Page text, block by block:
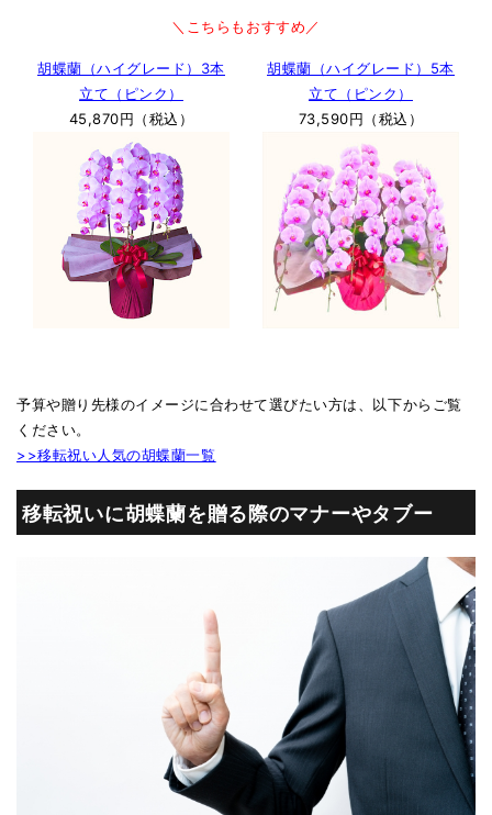
＼こちらもおすすめ／
胡蝶蘭（ハイグレード）3本
立て（ピンク）
45,870円（税込）
胡蝶蘭（ハイグレード）5本
立て（ピンク）
73,590円（税込）
予算や贈り先様のイメージに合わせて選びたい方は、以下からご覧
ください。
>>移転祝い人気の胡蝶蘭一覧
移転祝いに胡蝶蘭を贈る際のマナーやタブー